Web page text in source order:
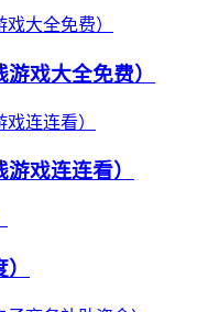
戏大全免费）
戏连连看）